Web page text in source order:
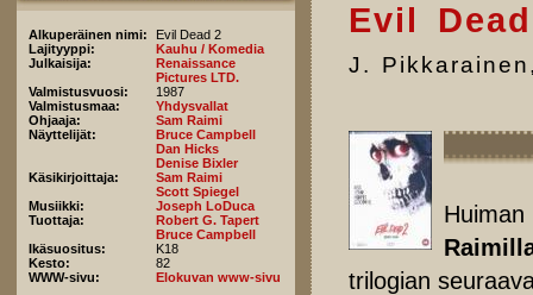
Alkuperäinen nimi:
Evil Dead 2
Lajityyppi:
Kauhu / Komedia
Julkaisija:
Renaissance
Pictures LTD.
Valmistusvuosi:
1987
Valmistusmaa:
Yhdysvallat
Ohjaaja:
Sam Raimi
Näyttelijät:
Bruce Campbell
Dan Hicks
Denise Bixler
Käsikirjoittaja:
Sam Raimi
Scott Spiegel
Musiikki:
Joseph LoDuca
Tuottaja:
Robert G. Tapert
Bruce Campbell
Ikäsuositus:
K18
Kesto:
82
WWW-sivu:
Elokuvan www-sivu
Evil
J. Pikkarainen
trilogian